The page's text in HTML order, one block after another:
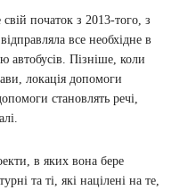
свій початок з 2013-того, з
все необхідне в
автобусів. Пізніше, коли
локація допомоги
становлять речі,
в яких вона бере
та ті, які націлені на те,